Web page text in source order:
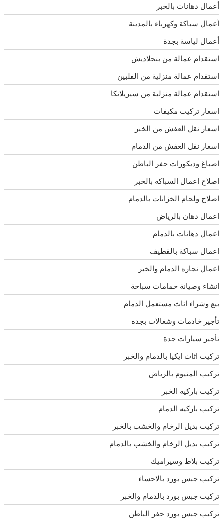
أعمال دهانات بالخبر
أعمال سباكة وكهرباء بالمدينة
أعمال لياسة بجدة
استقدام عمالة من بنجلاديش
استقدام عمالة منزلية من الفلبين
استقدام عمالة منزلية من سيريلانكا
اسعار تركيب مكيفات
اسعار نقل العفش من الخبر
اسعار نقل العفش من الدمام
اصباغ وديكورات حفر الباطن
اصلاح اعمال السباكه بالخبر
اصلاح ولحام الخزانات بالدمام
اعمال دهان بالرياض
اعمال دهانات بالدمام
اعمال سباكة بالقطيف
اعمال نجاره الدمام والخبر
انشاء وصيانة حمامات سباحة
بيع وشراء اثاث مستعمل الدمام
تأجير خادمات وشغالات بجده
تأجير سيارات جدة
تركيب اثاث ايكيا بالدمام والخبر
تركيب المنيوم بالرياض
تركيب باركيه الخبر
تركيب باركيه الدمام
تركيب بديل الرخام والخشب بالخبر
تركيب بديل الرخام والخشب بالدمام
تركيب بلاط وسيراميك
تركيب جبس بورد بالاحساء
تركيب جبس بورد بالدمام والخبر
تركيب جبس بورد حفر الباطن